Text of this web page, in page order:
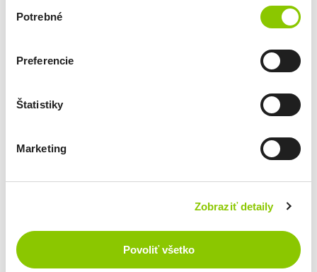
súhlasu
Potrebné
Preferencie
Štatistiky
Marketing
Zobraziť detaily
Povoliť všetko
Financovanie využíva podporu Európskej únie v rámci Fondu